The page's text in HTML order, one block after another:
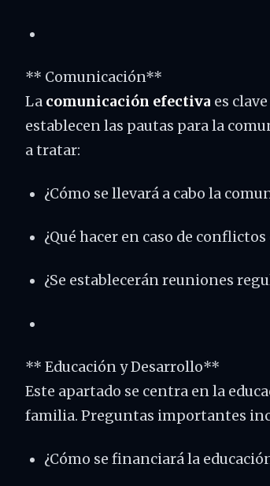
** Comunicación**
La comunicación efectiva es
establecen las pautas para la
a tratar:
¿Cómo se llevará a cabo la
¿Qué hacer en caso de
¿Se establecerán reuniones
** Educación y Desarrollo**
Este apartado se centra en la
familia. Preguntas importantes
¿Cómo se financiará la